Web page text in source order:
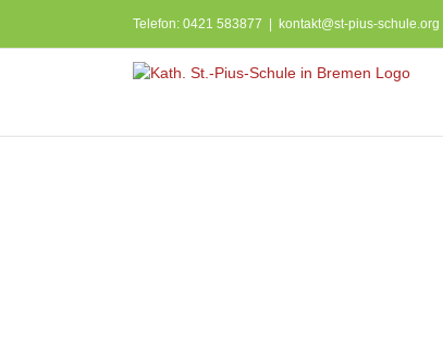
Telefon: 0421 583877 kontakt@st-pius-schule.org